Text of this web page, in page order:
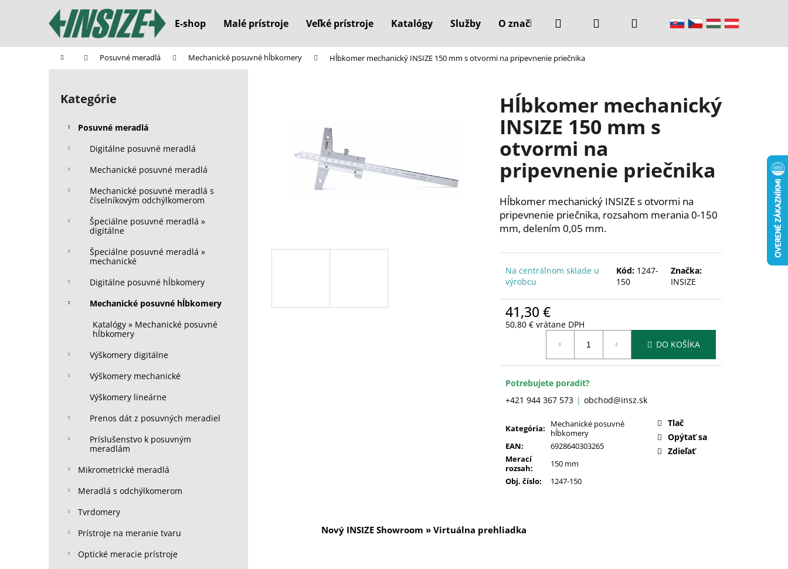
E-shop Malé prístroje Veľké prístroje Katalógy Služby O značke Kontakty
Hľadať PrihlásenieNákupný
Domov Posuvné meradlá Mechanické posuvné hĺbkomery Hĺbkomer mechanický INSIZE 150 mm s otvormi na pripevnenie priečnika
B
Preskočiť
kategórie
Kategórie
Posuvné meradlá
Digitálne posuvné meradlá
Mechanické posuvné meradlá
Mechanické posuvné meradlá s
číselníkovým odchýlkomerom
Špeciálne posuvné meradlá »
digitálne
Špeciálne posuvné meradlá »
mechanické
Digitálne posuvné hĺbkomery
Mechanické posuvné hĺbkomery
Katalógy » Mechanické posuvné
hĺbkomery
Výškomery digitálne
Výškomery mechanické
Výškomery lineárne
Prenos dát z posuvných meradiel
Príslušenstvo k posuvným
meradlám
Mikrometrické meradlá
Meradlá s odchýlkomerom
Tvrdomery
Prístroje na meranie tvaru
Optické meracie prístroje
Hĺbkomer mechanický
INSIZE 150 mm s
otvormi na
pripevnenie priečnika
Hĺbkomer mechanický INSIZE s otvormi na
pripevnenie priečnika, rozsahom merania 0-150
mm, delením 0,05 mm.
Na centrálnom sklade u
výrobcu
Kód: 1247-
150
Značka:
INSIZE
41,30 €
50,80 € vrátane DPH
DO KOŠÍKA
Potrebujete poradiť?
+421 944 367 573
obchod@insz.sk
Kategória:
Mechanické posuvné
hĺbkomery
EAN:
6928640303265
Merací
rozsah:
150 mm
Obj. číslo: 1247-150
Tlač
Opýtať sa
Zdieľať
Nový INSIZE Showroom » Virtuálna prehliadka
í
Späť
do
Späť
do
Čo potrebujete nájsť?
Odporúčame